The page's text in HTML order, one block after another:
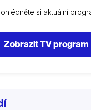
si aktuální
Zobrazit TV program